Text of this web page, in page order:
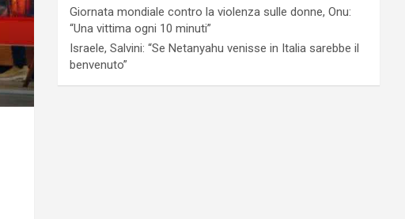
Giornata mondiale contro la violenza sulle donne, Onu:
“Una vittima ogni 10 minuti”
Israele, Salvini: “Se Netanyahu venisse in Italia sarebbe il
benvenuto”